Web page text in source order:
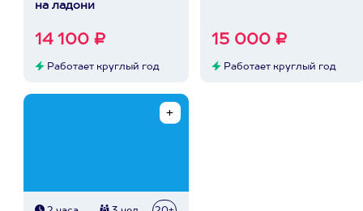
на ладони
14 100 ₽
Работает круглый год
15 000 ₽
Работает круглый год